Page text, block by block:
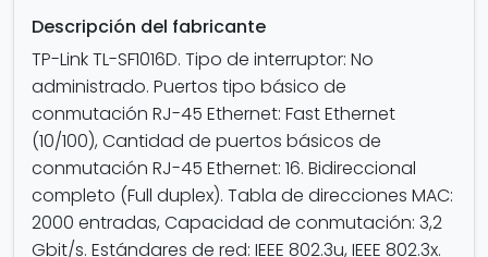
Descripción del fabricante
TP-Link TL-SF1016D. Tipo de interruptor: No
administrado. Puertos tipo básico de
conmutación RJ-45 Ethernet: Fast Ethernet
(10/100), Cantidad de puertos básicos de
conmutación RJ-45 Ethernet: 16. Bidireccional
completo (Full duplex). Tabla de direcciones MAC:
2000 entradas, Capacidad de conmutación: 3,2
Gbit/s. Estándares de red: IEEE 802.3u, IEEE 802.3x.